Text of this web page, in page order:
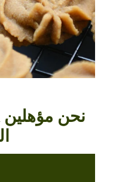
نحن مؤهلين